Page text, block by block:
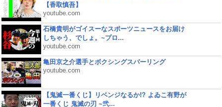
【香取慎吾】
youtube.com
石橋貴明がゴイスーなスポーツニュースをお届け
しちゃう、でしょ。~プロ...
youtube.com
亀田京之介選手とボクシングスパーリング
youtube.com
【鬼滅一番くじ】リベンジなるか!? よゐこ有野が
一番くじ 鬼滅の刃 ~弐...